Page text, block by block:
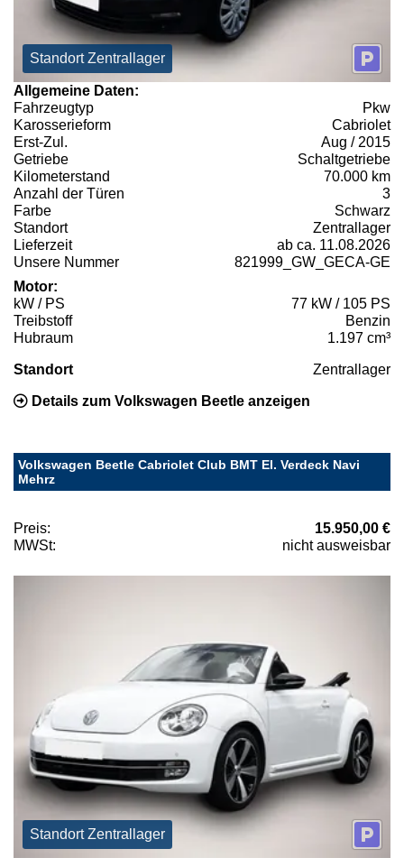
Standort Zentrallager
Allgemeine Daten:
Fahrzeugtyp
Pkw
Karosserieform
Cabriolet
Erst-Zul.
Aug / 2015
Getriebe
Schaltgetriebe
Kilometerstand
70.000 km
Anzahl der Türen
3
Farbe
Schwarz
Standort
Zentrallager
Lieferzeit
ab ca. 11.08.2026
Unsere Nummer
821999_GW_GECA-GE
Motor:
kW / PS
77 kW / 105 PS
Treibstoff
Benzin
Hubraum
1.197 cm³
Standort Zentrallager
Details zum Volkswagen Beetle anzeigen
Volkswagen Beetle Cabriolet Club BMT El. Verdeck Navi
Mehrz
Preis:
15.950,00 €
MWSt:
nicht ausweisbar
Standort Zentrallager